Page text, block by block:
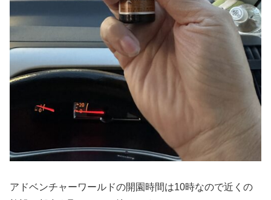
アドベンチャーワールドの開園時間は10時なので近くの